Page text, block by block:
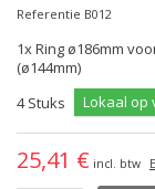
Referentie B012
1x Ring ø186mm
(ø144mm)
4 Stuks Lokaal op
25,41 € incl. btw